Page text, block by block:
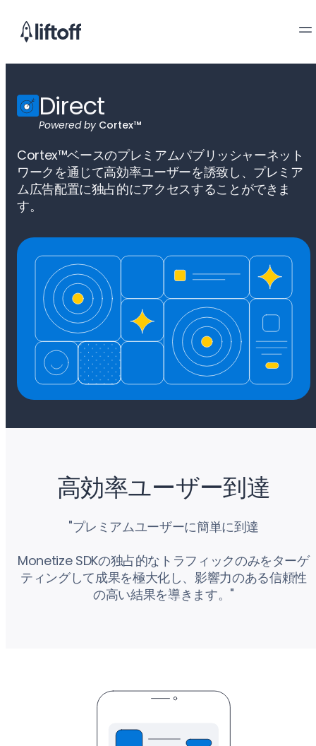
Direct
Powered by Cortex™
Cortex™ベースのプレミアムパブリッシャーネット
ワークを通じて高効率ユーザーを誘致し、プレミア
ム広告配置に独占的にアクセスすることができま
す。
高効率ユーザー到達
"プレミアムユーザーに簡単に到達
Monetize SDKの独占的なトラフィックのみをターゲ
ティングして成果を極大化し、影響力のある信頼性
の高い結果を導きます。"